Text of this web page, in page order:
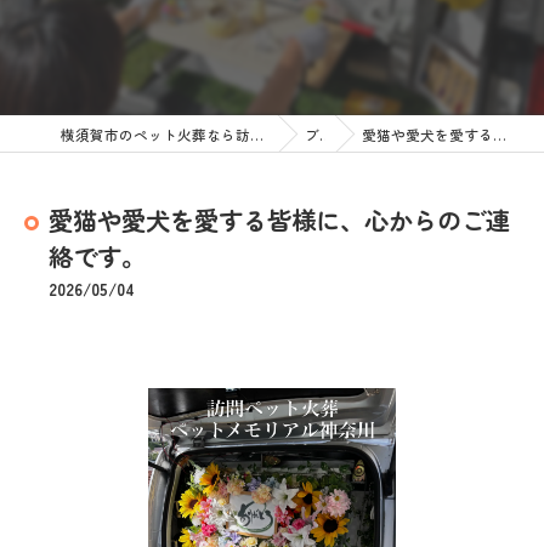
横須賀市のペット火葬なら訪問ペット火葬 ペットメモリアル神奈川 ブログ 愛猫や愛犬を愛する皆様に、心からのご連絡です。
愛猫や愛犬を愛する皆様に、心からのご連
絡です。
2026/05/04